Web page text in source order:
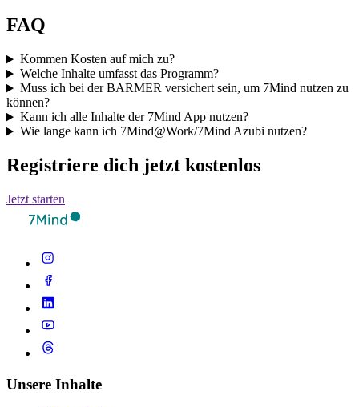
FAQ
Kommen Kosten auf mich zu?
Welche Inhalte umfasst das Programm?
Muss ich bei der BARMER versichert sein, um 7Mind nutzen zu
können?
Kann ich alle Inhalte der 7Mind App nutzen?
Wie lange kann ich 7Mind@Work/7Mind Azubi nutzen?
Registriere dich jetzt kostenlos
Jetzt starten
Unsere Inhalte